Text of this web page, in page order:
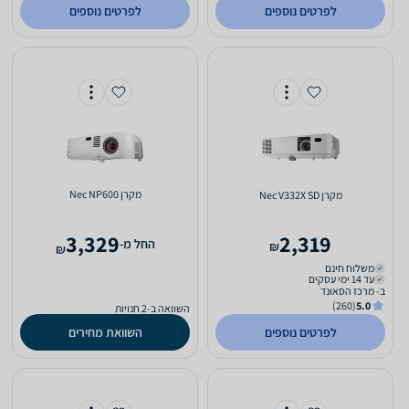
לפרטים נוספים לפרטים נוספים
מקרן Nec V332X SD
2,319
₪
משלוח חינם
עד 14 ימי עסקים
ב- מרכז הסאונד
5.0
(260)
לפרטים נוספים
מקרן Nec NP600
‫החל מ-3,329
₪
השוואה ב-2 חנויות
השוואת מחירים